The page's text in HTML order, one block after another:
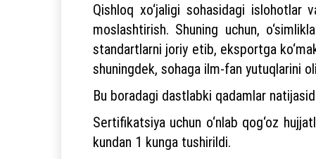
Qishloq xo‘jaligi sohasidagi
moslashtirish. Shuning uchun,
standartlarni joriy etib, eksportga
shuningdek, sohaga ilm-fan yutuqlarini
Bu boradagi dastlabki qadamlar
Sertifikatsiya uchun o‘nlab qog‘oz
kundan 1 kunga tushirildi.